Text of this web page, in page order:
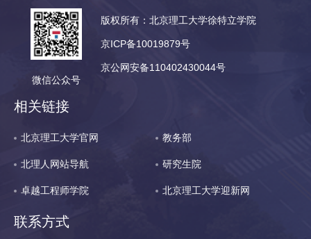
微信公众号
版权所有：北京理工大学徐特立学院
京ICP备10019879号
京公网安备110402430044号
相关链接
北京理工大学官网 教务部
北理人网站导航 研究生院
卓越工程师学院 北京理工大学迎新网
联系方式